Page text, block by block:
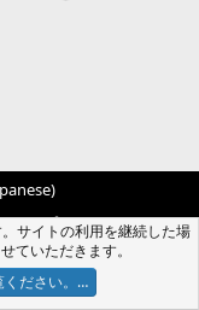
ヘルプ
Ltd.
サイトの利用を継続した場
ていただきます。
ください。…